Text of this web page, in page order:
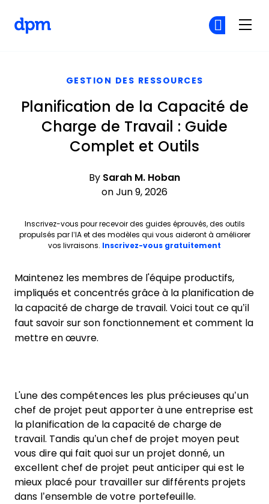
GESTION DES RESSOURCES
Planification de la Capacité de
Charge de Travail : Guide
Complet et Outils
By Sarah M. Hoban
on Jun 9, 2026
Inscrivez-vous pour recevoir des guides éprouvés, des outils
propulsés par l’IA et des modèles qui vous aideront à améliorer
vos livraisons. Inscrivez-vous gratuitement
Maintenez les membres de l'équipe productifs,
impliqués et concentrés grâce à la planification de
la capacité de charge de travail. Voici tout ce qu’il
faut savoir sur son fonctionnement et comment la
mettre en œuvre.
L'une des compétences les plus précieuses qu’un
chef de projet peut apporter à une entreprise est
la planification de la capacité de charge de
travail. Tandis qu’un chef de projet moyen peut
vous dire qui fait quoi sur un projet donné, un
excellent chef de projet peut anticiper qui est le
mieux placé pour travailler sur différents projets
dans l’ensemble de votre portefeuille.